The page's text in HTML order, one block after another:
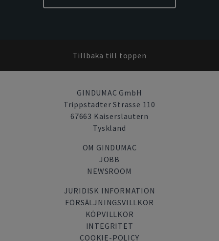
Tillbaka till toppen
GINDUMAC GmbH
Trippstadter Strasse 110
67663 Kaiserslautern
Tyskland
OM GINDUMAC
JOBB
NEWSROOM
JURIDISK INFORMATION
FÖRSÄLJNINGSVILLKOR
KÖPVILLKOR
INTEGRITET
COOKIE-POLICY